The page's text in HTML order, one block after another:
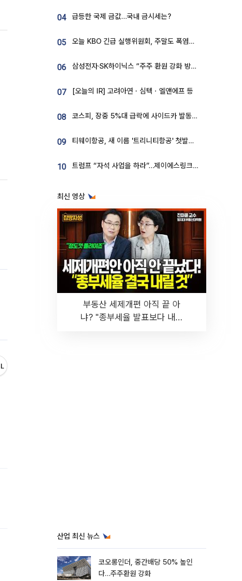
04 급등한 국제 금값…국내 금시세는?
05 오늘 KBO 긴급 실행위원회, 주말도 폭염취소 될까
06 삼성전자·SK하이닉스 “주주 환원 강화 방안 마련”
07 [오늘의 IR] 고려아연ㆍ심텍ㆍ엘앤에프 등
08 코스피, 장중 5%대 급락에 사이드카 발동…삼성·SK 동반 폭락
09 티웨이항공, 새 이름 '트리니티항공' 첫발…SSC 전략 본격화
10 트럼프 “자석 사업을 하라”…제이에스링크, 비중국 영구자석 공급망 구축 속도
최신 영상
부동산 세제개편 아직 끝 아
냐? "종부세율 발표보다 내릴
산업 최신 뉴스
코오롱인더, 중간배당 50% 높인
다…주주환원 강화